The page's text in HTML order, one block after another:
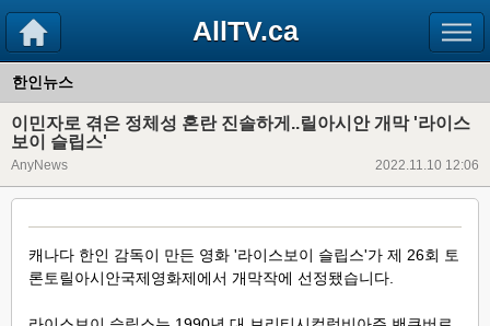
AllTV.ca
한인뉴스
이민자로 겪은 정체성 혼란 진솔하게..릴아시안 개막 '라이스
보이 슬립스'
AnyNews 2022.11.10 12:06
캐나다 한인 감독이 만든 영화 '라이스보이 슬립스'가 제 26회 토
론토릴아시안국제영화제에서 개막작에 선정됐습니다.